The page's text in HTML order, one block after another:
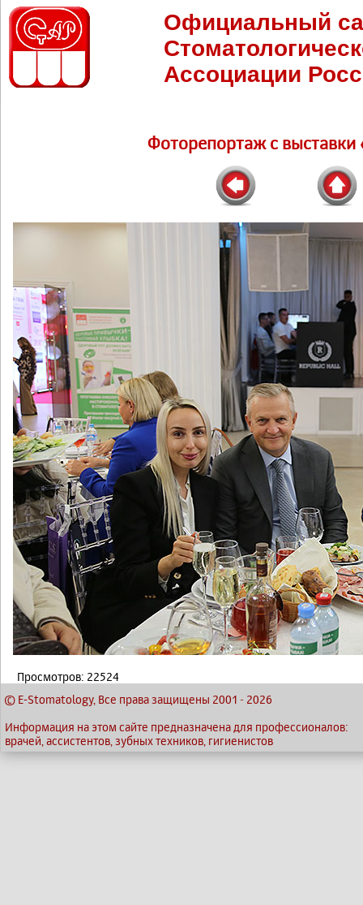
Официальный
Ассоциации
Фоторепортаж c выставки
Просмотров: 22524
© E-Stomatology, Все права защищены 2001 - 2026
Информация на этом сайте предназначена для профессионалов:
врачей, ассистентов, зубных техников, гигиенистов